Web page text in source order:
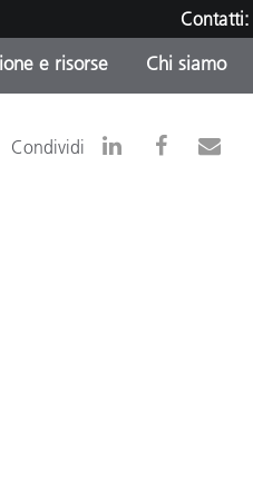
Contatti:
e risorse Chi siamo
Condividi